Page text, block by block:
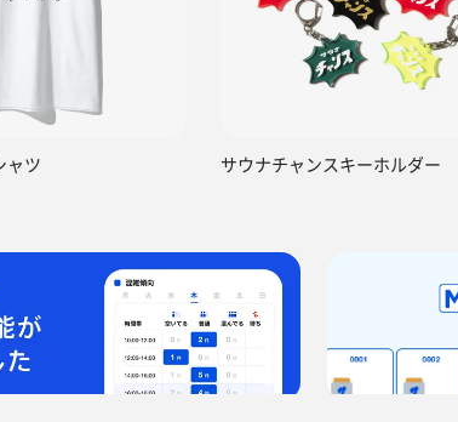
ャツ サウナチャンスキーホルダー